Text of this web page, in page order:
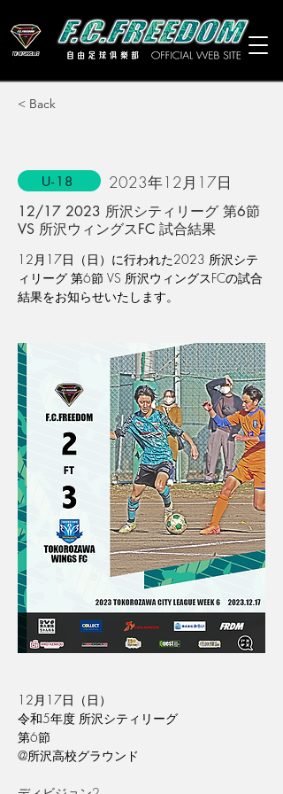
< Back
U-18 2023年12月17日
12/17 2023 所沢シティリーグ 第6節
VS 所沢ウィングスFC 試合結果
12月17日（日）に行われた2023 所沢シテ
ィリーグ 第6節 VS 所沢ウィングスFCの試合
結果をお知らせいたします。
12月17日（日）
令和5年度 所沢シティリーグ
第6節
@所沢高校グラウンド